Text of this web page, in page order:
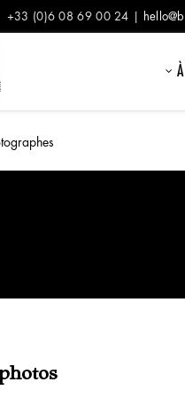
+33 (0)6 08 69 00 24 |